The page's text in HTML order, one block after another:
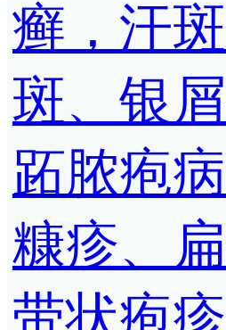
癣，汗
斑、银
跖脓疱
糠疹、扁
带状疱